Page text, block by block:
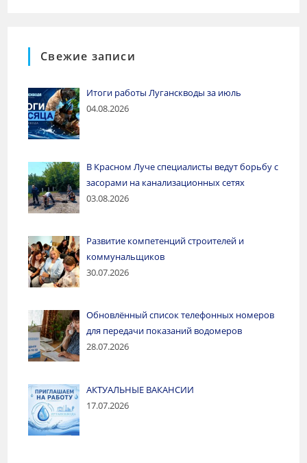
Свежие записи
Итоги работы Луганскводы за июль
04.08.2026
В Красном Луче специалисты ведут борьбу с
засорами на канализационных сетях
03.08.2026
Развитие компетенций строителей и
коммунальщиков
30.07.2026
Обновлённый список телефонных номеров
для передачи показаний водомеров
28.07.2026
АКТУАЛЬНЫЕ ВАКАНСИИ
17.07.2026